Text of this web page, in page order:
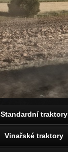
Standardní traktory
Vinařské traktory